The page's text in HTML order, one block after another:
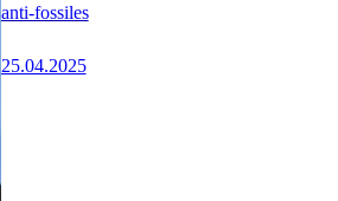
anti-fossiles
25.04.2025